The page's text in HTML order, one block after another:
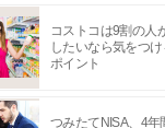
コストコは9割の人
したいなら気をつ
ポイント
つみたてNISA、4年